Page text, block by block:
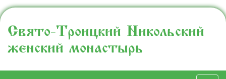
Свято-Троицкий Никольский
женский монастырь